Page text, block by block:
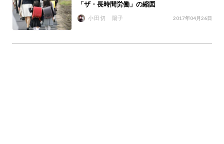
「ザ・長時間労働」の縮図
小田切 陽子 2017年04月26日